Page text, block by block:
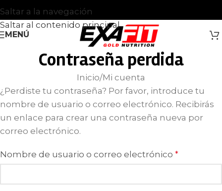
Saltar a la navegación
Saltar al contenido principal
MENÚ
Contraseña perdida
Inicio Mi cuenta
¿Perdiste tu contraseña? Por favor, introduce tu
nombre de usuario o correo electrónico. Recibirás
un enlace para crear una contraseña nueva por
correo electrónico.
Nombre de usuario o correo electrónico *